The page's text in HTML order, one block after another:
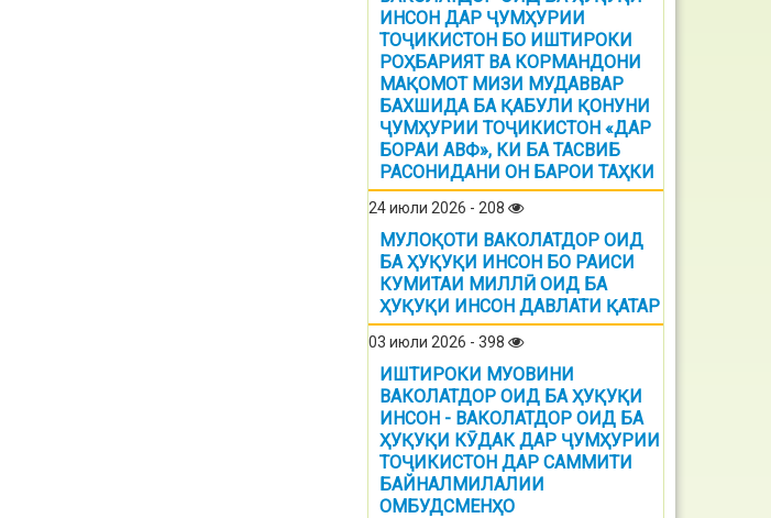
ИНСОН ДАР ҶУМҲУРИИ
ТОҶИКИСТОН БО ИШТИРОКИ
РОҲБАРИЯТ ВА КОРМАНДОНИ
МАҚОМОТ МИЗИ МУДАВВАР
БАХШИДА БА ҚАБУЛИ ҚОНУНИ
ҶУМҲУРИИ ТОҶИКИСТОН «ДАР
БОРАИ АВФ», КИ БА ТАСВИБ
РАСОНИДАНИ ОН БАРОИ ТАҲКИ
24 июли 2026 - 208
МУЛОҚОТИ ВАКОЛАТДОР ОИД
БА ҲУҚУҚИ ИНСОН БО РАИСИ
КУМИТАИ МИЛЛӢ ОИД БА
ҲУҚУҚИ ИНСОН ДАВЛАТИ ҚАТАР
03 июли 2026 - 398
ИШТИРОКИ МУОВИНИ
ВАКОЛАТДОР ОИД БА ҲУҚУҚИ
ИНСОН - ВАКОЛАТДОР ОИД БА
ҲУҚУҚИ КӮДАК ДАР ҶУМҲУРИИ
ТОҶИКИСТОН ДАР САММИТИ
БАЙНАЛМИЛАЛИИ
ОМБУДСМЕНҲО